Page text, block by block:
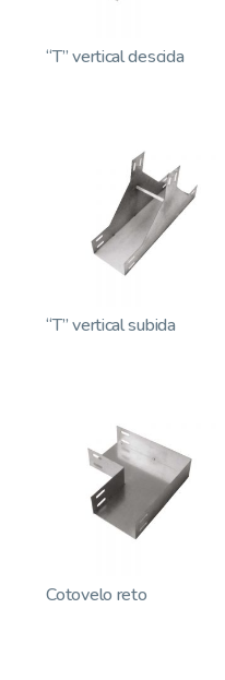
“T” vertical descida
“T” vertical subida
Cotovelo reto